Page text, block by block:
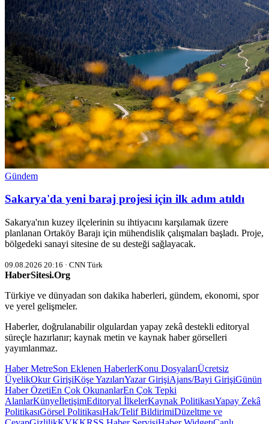
Gündem
Sakarya'da yeni baraj projesi için ilk adım atıldı
Sakarya'nın kuzey ilçelerinin su ihtiyacını karşılamak üzere
planlanan Ortaköy Barajı için mühendislik çalışmaları başladı. Proje,
bölgedeki sanayi sitesine de su desteği sağlayacak.
09.08.2026 20:16 · CNN Türk
HaberSitesi.Org
Türkiye ve dünyadan son dakika haberleri, gündem, ekonomi, spor
ve yerel gelişmeler.
Haberler, doğrulanabilir olgulardan yapay zekâ destekli editoryal
süreçle hazırlanır; kaynak metin ve kaynak haber görselleri
yayımlanmaz.
Haber MetreSon Eklenen HaberlerKonu DosyalarıÜcretsiz
ÜyelikOkur GirişiKöşe YazılarıYazar GirişiAjans/Bayi GirişiGünün
Haber ÖzetiEn Çok OkunanlarEn Çok Tepki
AlanlarKünyeİletişimEditoryal İlkelerKaynak PolitikasıYapay Zekâ
PolitikasıGörsel PolitikasıHak/Telif BildirimiDüzeltme ve